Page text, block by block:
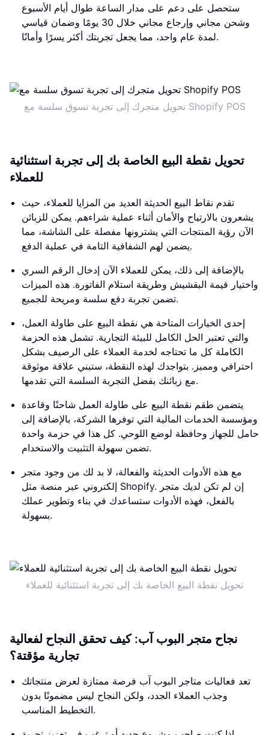
ستحصل على دعم على مدار الساعة طوال أيام الأسبوع
وشحن مجاني وإرجاع مجاني خلال 30 يومًا وضمان قياسي
لمدة عام واحد، مما يجعل تجربتك أكثر يسرًا وأمانًا.
تحويل متجرك إلى تجربة تسوق سلسة مع Shopify POS
تحويل نقطة البيع الخاصة بك إلى تجربة استثنائية
للعملاء
تقدم نقاط البيع الحديثة العديد من المزايا للعملاء، حيث
يشعرون بالارتياح والأمان أثناء عملية شراءهم. يمكن للزبائن
الآن رؤية المنتجات التي يشترونها مفصلة على الشاشة، مما
يضمن لهم الشفافية التامة في عملية الدفع.
بالإضافة إلى ذلك، يمكن للعملاء الآن إدخال الرقم السري
واختيار قيمة البقشيش وطريقة استلام الفاتورة. هذه الميزات
تضمن تجربة دفع سلسة ومريحة للجميع.
إحدى الخيارات المتاحة هي نقطة البيع على طاولة العمل،
والتي تعتبر الحل الكامل للبيئة التجارية. تشمل هذه الحزمة
الكاملة كل ما تحتاجه لخدمة العملاء على الرصيف بشكل
احترافي ومميز. بتواجدك لهذه النقطة، ستبني علاقة موثوقة
مع زبائنك بفضل التجربة السلسة التي تقدمها.
يتضمن طقم نقطة البيع على طاولة العمل شاحنًا وقاعدة
ومؤسسة الخدمات المالية التي توفرها الشركة، بالإضافة إلى
حامل للجهاز وحافظة لوضع اللوحي. كل هذا في حزمة واحدة
تضمن سهولة التثبيت والاستخدام.
مع هذه الأدوات الحديثة والفعالة، لا بد لك من وجود متجر
إلكتروني عبر منصة مثل Shopify. إن لم تكن لديك متجر
بالفعل، فهذه الأدوات ستساعدك في بناء وتطوير عملك
بسهولة.
تحويل نقطة البيع الخاصة بك إلى تجربة استثنائية للعملاء
نجاح متجر البوب ​​آب: كيف تحقق النجاح لفعالية
تجارية مؤقتة؟
تعد فعاليات متاجر البوب ​​آب فرصة ممتازة لعرض منتجاتك
وجذب العملاء الجدد، ولكن النجاح ليس مضمونًا بدون
التخطيط المناسب.